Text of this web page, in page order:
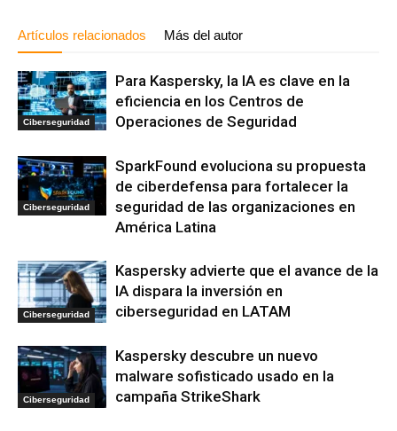
Artículos relacionados Más del autor
Ciberseguridad
Para Kaspersky, la IA es clave en la
eficiencia en los Centros de
Operaciones de Seguridad
Ciberseguridad
SparkFound evoluciona su propuesta
de ciberdefensa para fortalecer la
seguridad de las organizaciones en
América Latina
Ciberseguridad
Kaspersky advierte que el avance de la
IA dispara la inversión en
ciberseguridad en LATAM
Ciberseguridad
Kaspersky descubre un nuevo
malware sofisticado usado en la
campaña StrikeShark